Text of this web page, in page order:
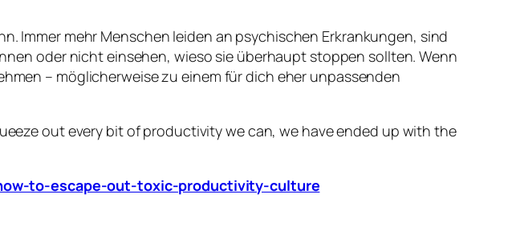
Immer mehr Menschen leiden an psychischen Erkrankungen, sind
oder nicht einsehen, wieso sie überhaupt stoppen sollten. Wenn
– möglicherweise zu einem für dich eher unpassenden
out every bit of productivity we can, we have ended up with the
to-escape-out-toxic-productivity-culture